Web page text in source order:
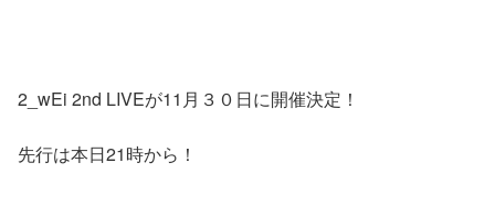
2_wEi 2nd LIVEが11月３０日に開催決定！
先行は本日21時から！